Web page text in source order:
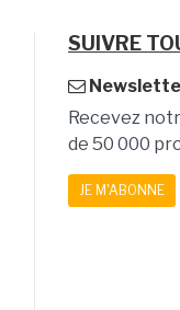
SUIVRE
Recevez
de 50 000
JE M'ABONNE